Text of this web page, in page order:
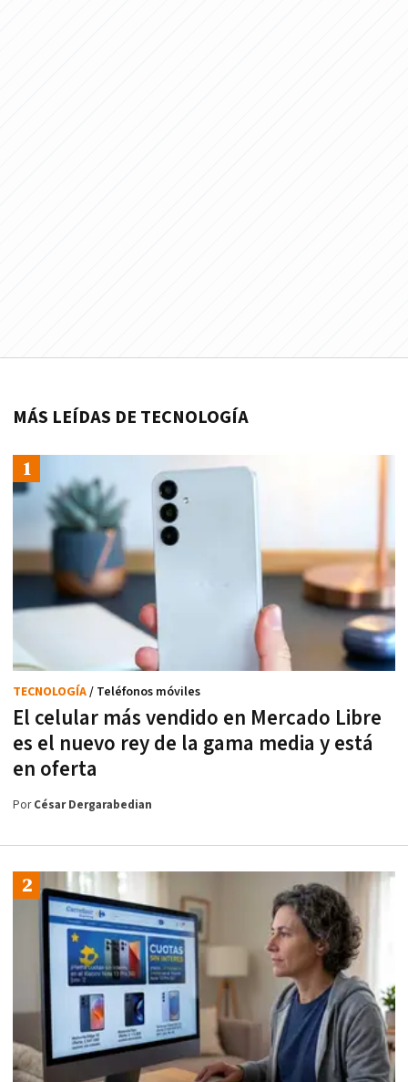
MÁS LEÍDAS DE TECNOLOGÍA
El celular más vendido en Mercado Libre
es el nuevo rey de la gama media y está
en oferta
TECNOLOGÍA/ Teléfonos móviles
PorCésar Dergarabedian